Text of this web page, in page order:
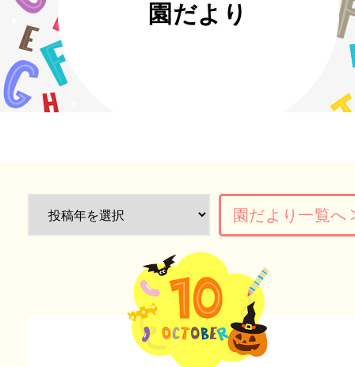
園だより
園だより一覧へ